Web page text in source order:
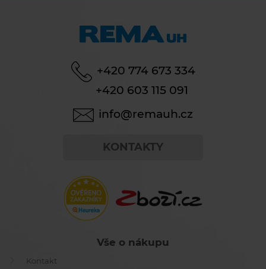
+420 774 673 334
+420 603 115 091
info@remauh.cz
KONTAKTY
Vše o nákupu
Kontakt